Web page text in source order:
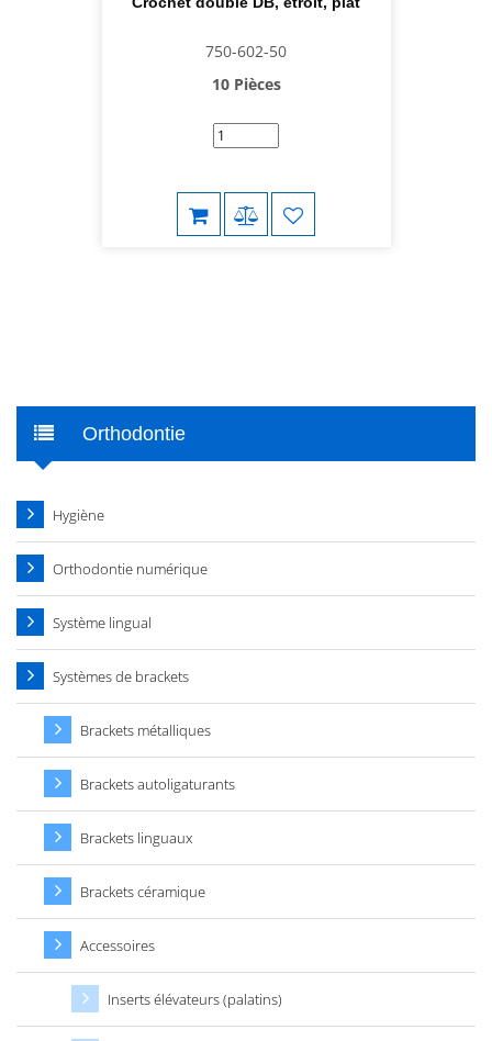
750-602-50
10 Pièces
Orthodontie
Hygiène
Orthodontie numérique
Système lingual
Systèmes de brackets
Brackets métalliques
Brackets autoligaturants
Brackets linguaux
Brackets céramique
Accessoires
Inserts élévateurs (palatins)